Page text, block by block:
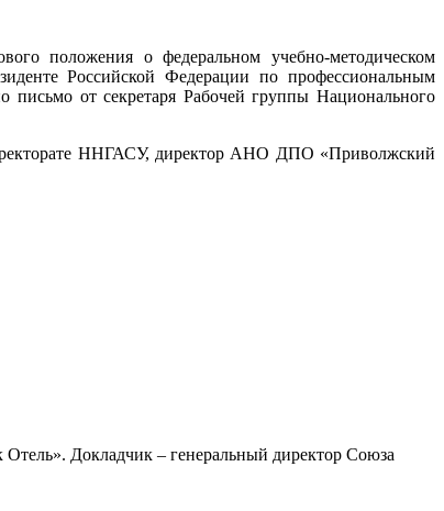
положения о федеральном учебно-методическом
Российской Федерации по профессиональным
письмо от секретаря Рабочей группы Национального
ректорате ННГАСУ, директор АНО ДПО «Приволжский
Докладчик – генеральный директор Союза